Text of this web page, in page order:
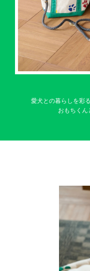
愛犬との暮らしを彩
おもちくん